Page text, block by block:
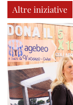
Altre iniziative